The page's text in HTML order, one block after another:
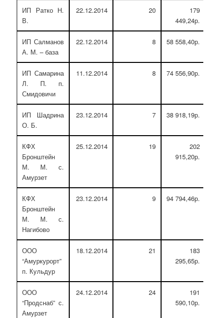
ИП Ратко Н.
В.
22.12.2014 20
179
449,24р.
ИП Салманов
А. М. – база
22.12.2014 8 58 558,40р.
ИП Самарина
Л. П. п.
Смидовичи
11.12.2014 8 74 556,90р.
ИП Шадрина
О. Б.
23.12.2014 7 38 918,19р.
КФХ
Бронштейн
М. М. с.
Амурзет
25.12.2014 19
202
915,20р.
КФХ
Бронштейн
М. М. с.
Нагибово
23.12.2014 9 94 794,46р.
ООО
“Амуркурорт”
п. Кульдур
18.12.2014 21
183
295,65р.
ООО
“Продснаб” с.
Амурзет
24.12.2014 24
191
590,10р.